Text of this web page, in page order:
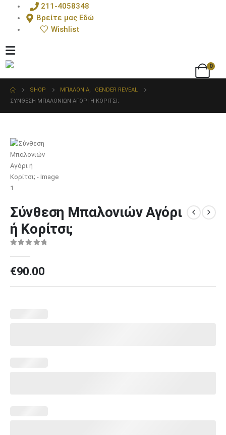
211-4058348
Βρείτε μας Εδώ
Wishlist
0
SHOP ΜΠΑΛΌΝΙΑ,
GENDER REVEAL
ΣΎΝΘΕΣΗ ΜΠΑΛΟΝΙΏΝ ΑΓΌΡΙ Ή ΚΟΡΊΤΣΙ;
Σύνθεση Μπαλονιών Αγόρι
ή Κορίτσι;
€90.00